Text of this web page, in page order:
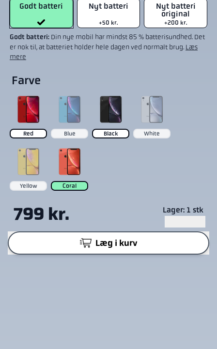
Godt batteri Nyt batteri
+50 kr.
Nyt batteri
original
+200 kr.
Godt batteri: Din nye mobil har mindst 85 % batterisundhed. Det
er nok til, at batteriet holder hele dagen ved normalt brug. Læs
mere
Farve
Red Blue Black White
Yellow Coral
799 kr. Lager: 1 stk
Læg i kurv